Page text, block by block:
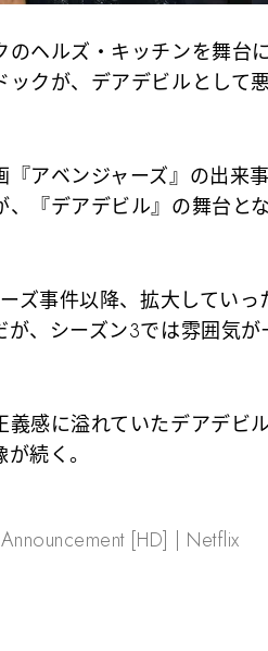
ヘルズ・キッチンを舞台
クが、デアデビルとして
アベンジャーズ』の出来
『デアデビル』の舞台と
ズ事件以降、拡大していっ
、シーズン3では雰囲気
感に溢れていたデアデビ
続く。
[HD] | Netflix